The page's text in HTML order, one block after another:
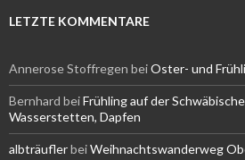
LETZTE KOMMENTARE
Annerose Stoffregen beiOster- und
Bernhard beiFrühling auf der
Wasserstetten, Dapfen
albträuflerbeiWeihnachtswanderweg